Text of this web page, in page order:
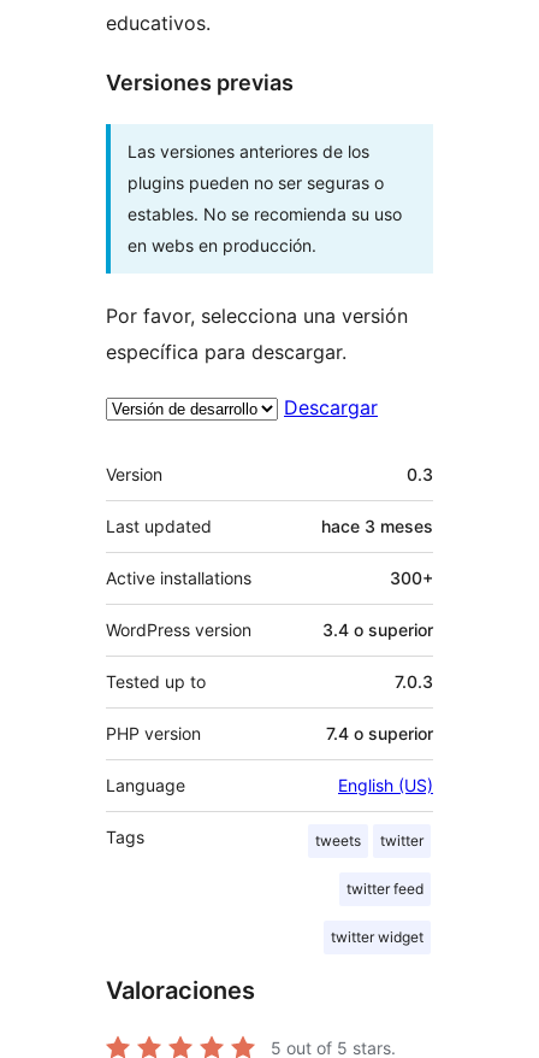
educativos.
Versiones previas
Las versiones anteriores de los
plugins pueden no ser seguras o
estables. No se recomienda su uso
en webs en producción.
Por favor, selecciona una versión
específica para descargar.
Descargar
Meta
Version 0.3
Last updated hace 3 meses
Active installations 300+
WordPress version 3.4 o superior
Tested up to 7.0.3
PHP version 7.4 o superior
Language English (US)
Tags tweets twitter
twitter feed
twitter widget
Valoraciones
5 out of 5 stars.